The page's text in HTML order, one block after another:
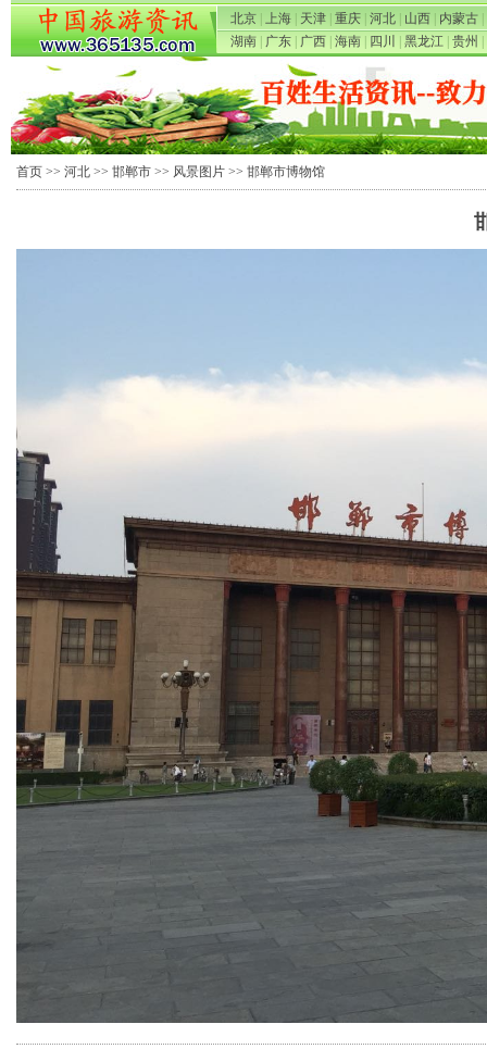
北京 上海 天津 重庆 河北 山西 内蒙古
湖南
广东 广西 海南 四川 黑龙江 贵州
首页 >> 河北 >> 邯郸市 >> 风景图片 >> 邯郸市博物馆